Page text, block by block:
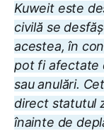
Kuweit este
civilă se
acestea, în
pot fi afectate
sau anulări.
direct statutul
înainte de